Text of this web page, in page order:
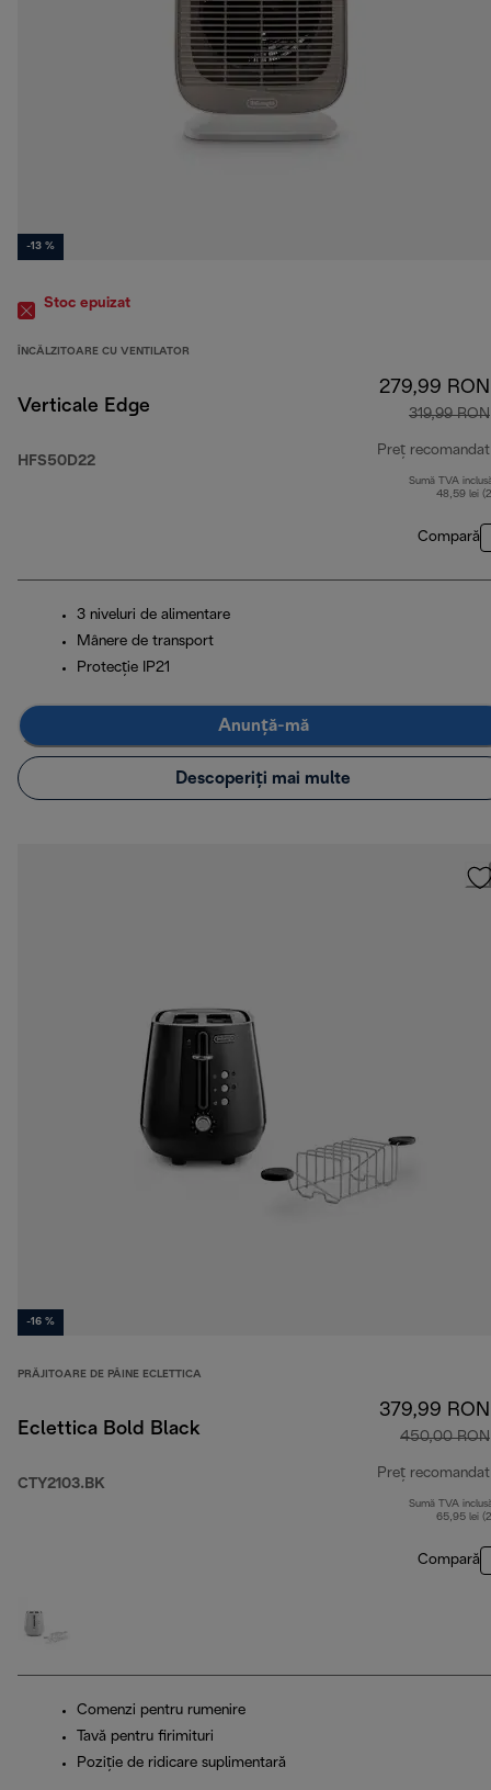
-13 %
Stoc epuizat
ÎNCĂLZITOARE CU VENTILATOR
Verticale Edge
HFS50D22
279,99 RON
319,99 RON
Preț recomandat
Sumă TVA
48,59 lei
Compară
3 niveluri de alimentare
Mânere de transport
Protecție IP21
Anunță-mă
Descoperiți mai multe
-16 %
PRĂJITOARE DE PÂINE ECLETTICA
Eclettica Bold Black
CTY2103.BK
379,99 RON
450,00 RON
Preț recomandat
Sumă TVA
65,95 lei
Compară
Comenzi pentru rumenire
Tavă pentru firimituri
Poziţie de ridicare suplimentară